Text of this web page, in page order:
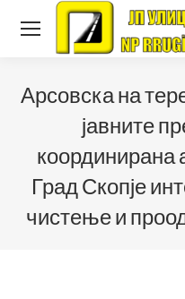
Арсовска на
јавните
координирана
Град Скопје
чистење и